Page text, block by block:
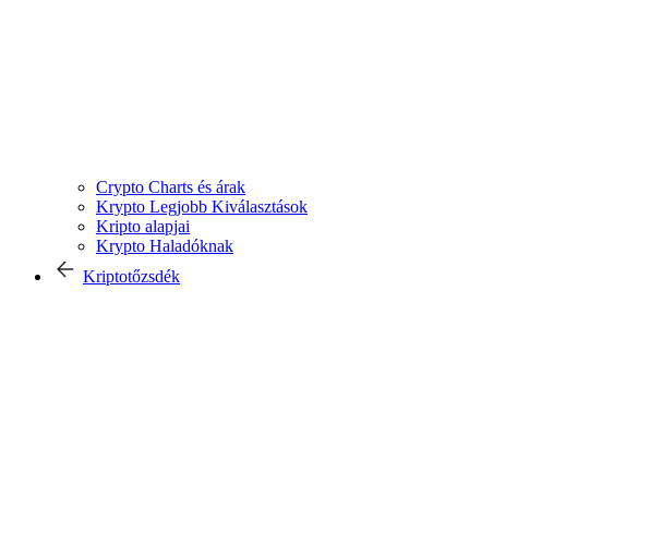
Crypto Charts és árak
Krypto Legjobb Kiválasztások
Kripto alapjai
Krypto Haladóknak
Kriptotőzsdék